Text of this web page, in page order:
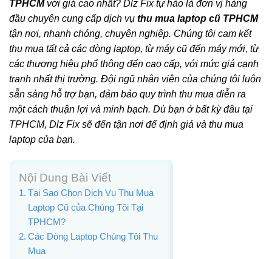
TPHCMvới giá cao nhất? Dlz Fix tự hào là đơn vị hàng
đầu chuyên cung cấp dịch vụ thu mua laptop cũ TPHCM
tận nơi, nhanh chóng, chuyên nghiệp. Chúng tôi cam kết
thu mua tất cả các dòng laptop, từ máy cũ đến máy mới, từ
các thương hiệu phổ thông đến cao cấp, với mức giá cạnh
tranh nhất thị trường. Đội ngũ nhân viên của chúng tôi luôn
sẵn sàng hỗ trợ bạn, đảm bảo quy trình thu mua diễn ra
một cách thuận lợi và minh bạch. Dù bạn ở bất kỳ đâu tại
TPHCM, Dlz Fix sẽ đến tận nơi để định giá và thu mua
laptop của bạn.
Nội Dung Bài Viết
Tại Sao Chọn Dịch Vụ Thu Mua
Laptop Cũ của Chúng Tôi Tại
TPHCM?
Các Dòng Laptop Chúng Tôi Thu
Mua